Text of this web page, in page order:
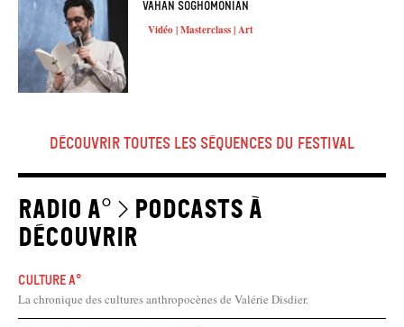
Vahan Soghomonian
Vidéo | Masterclass | Art
Découvrir Toutes les séquences du festival
Radio A° > podcasts à
découvrir
Culture A°
La chronique des cultures anthropocènes de Valérie Disdier.